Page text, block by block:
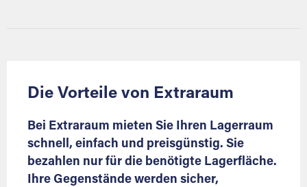
Die Vorteile von Extraraum
Bei Extraraum mieten Sie Ihren Lagerraum
schnell, einfach und preisgünstig. Sie
bezahlen nur für die benötigte Lagerfläche.
Ihre Gegenstände werden sicher,